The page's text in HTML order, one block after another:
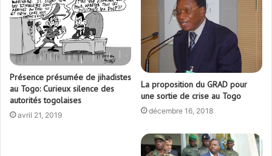
Présence présumée de jihadistes
au Togo: Curieux silence des
autorités togolaises
avril 21, 2019
La proposition du GRAD pour
une sortie de crise au Togo
décembre 16, 2018